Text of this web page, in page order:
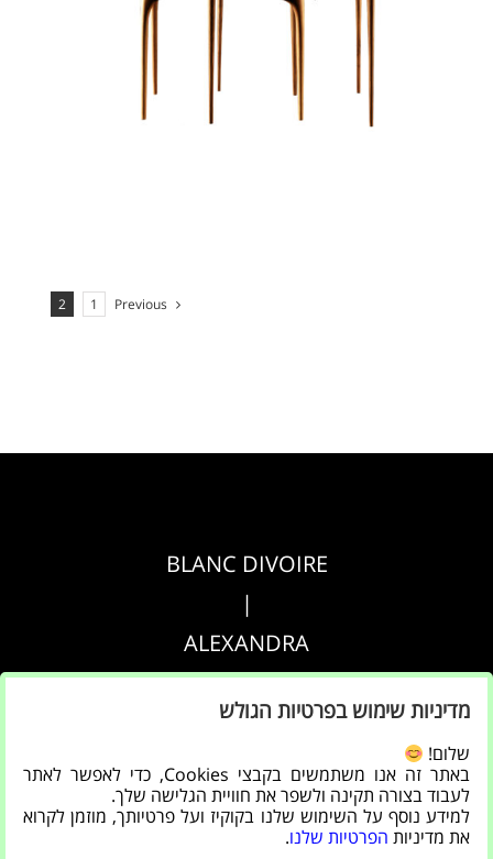
Previous
1
2
BLANC DIVOIRE
|
ALEXANDRA
|
AGRIPPA
הצהרת נגישות
|
מדיניות שימוש בפרטיות הגולש
שלום!
באתר זה אנו משתמשים בקבצי Cookies, כדי לאפשר לאתר
לעבוד בצורה תקינה ולשפר את חוויית הגלישה שלך.
למידע נוסף על השימוש שלנו בקוקיז ועל פרטיותך, מוזמן לקרוא
את מדיניות הפרטיות שלנו.